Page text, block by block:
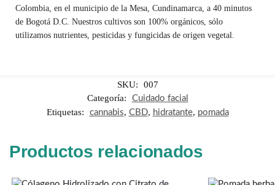
Colombia, en el municipio de la Mesa, Cundinamarca, a 40 minutos
de Bogotá D.C. Nuestros cultivos son 100% orgánicos, sólo
utilizamos nutrientes, pesticidas y fungicidas de origen vegetal.
SKU:
007
Categoría:
Cuidado facial
Etiquetas: cannabis, CBD, hidratante, pomada
Productos relacionados